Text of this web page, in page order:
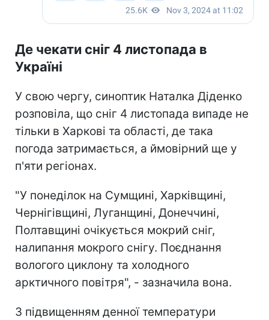
Де чекати сніг 4 листопада в
Україні
У свою чергу, синоптик Наталка Діденко
розповіла, що сніг 4 листопада випаде не
тільки в Харкові та області, де така
погода затримається, а ймовірний ще у
п'яти регіонах.
"У понеділок на Сумщині, Харківщині,
Чернігівщині, Луганщині, Донеччині,
Полтавщині очікується мокрий сніг,
налипання мокрого снігу. Поєднання
вологого циклону та холодного
арктичного повітря", - зазначила вона.
З підвищенням денної температури